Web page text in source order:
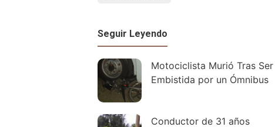
Seguir Leyendo
Motociclista Murió Tras Ser
Embistida por un Ómnibus
Conductor de 31 años